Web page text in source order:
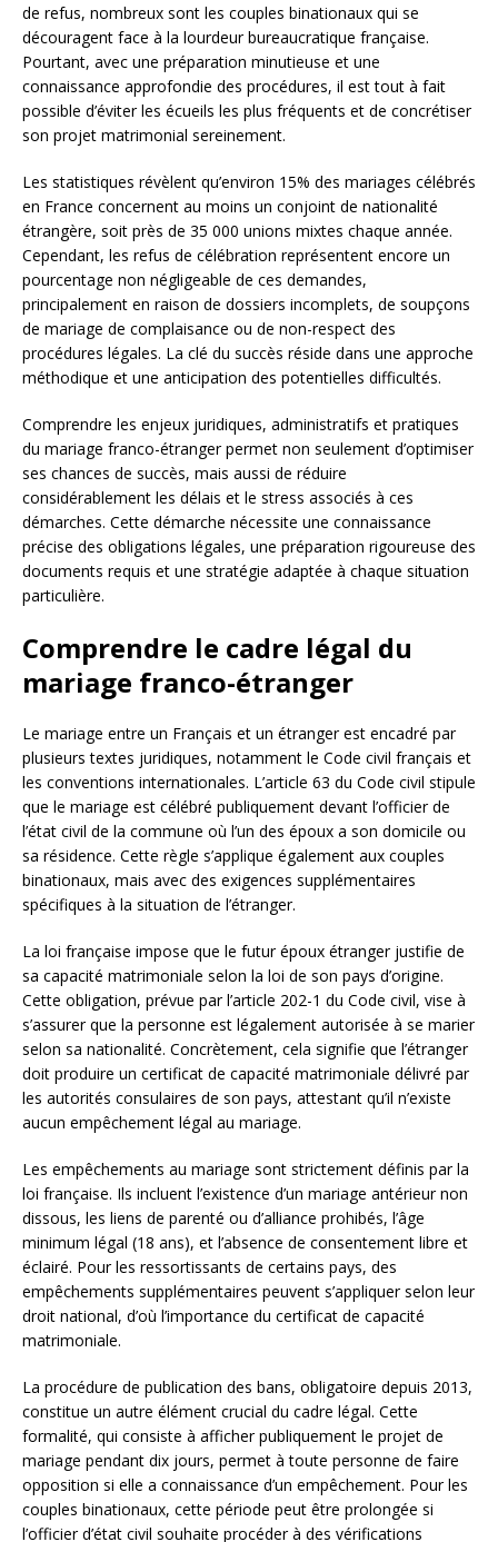
de refus, nombreux sont les couples binationaux qui se
découragent face à la lourdeur bureaucratique française.
Pourtant, avec une préparation minutieuse et une
connaissance approfondie des procédures, il est tout à fait
possible d’éviter les écueils les plus fréquents et de concrétiser
son projet matrimonial sereinement.
Les statistiques révèlent qu’environ 15% des mariages célébrés
en France concernent au moins un conjoint de nationalité
étrangère, soit près de 35 000 unions mixtes chaque année.
Cependant, les refus de célébration représentent encore un
pourcentage non négligeable de ces demandes,
principalement en raison de dossiers incomplets, de soupçons
de mariage de complaisance ou de non-respect des
procédures légales. La clé du succès réside dans une approche
méthodique et une anticipation des potentielles difficultés.
Comprendre les enjeux juridiques, administratifs et pratiques
du mariage franco-étranger permet non seulement d’optimiser
ses chances de succès, mais aussi de réduire
considérablement les délais et le stress associés à ces
démarches. Cette démarche nécessite une connaissance
précise des obligations légales, une préparation rigoureuse des
documents requis et une stratégie adaptée à chaque situation
particulière.
Comprendre le cadre légal du
mariage franco-étranger
Le mariage entre un Français et un étranger est encadré par
plusieurs textes juridiques, notamment le Code civil français et
les conventions internationales. L’article 63 du Code civil stipule
que le mariage est célébré publiquement devant l’officier de
l’état civil de la commune où l’un des époux a son domicile ou
sa résidence. Cette règle s’applique également aux couples
binationaux, mais avec des exigences supplémentaires
spécifiques à la situation de l’étranger.
La loi française impose que le futur époux étranger justifie de
sa capacité matrimoniale selon la loi de son pays d’origine.
Cette obligation, prévue par l’article 202-1 du Code civil, vise à
s’assurer que la personne est légalement autorisée à se marier
selon sa nationalité. Concrètement, cela signifie que l’étranger
doit produire un certificat de capacité matrimoniale délivré par
les autorités consulaires de son pays, attestant qu’il n’existe
aucun empêchement légal au mariage.
Les empêchements au mariage sont strictement définis par la
loi française. Ils incluent l’existence d’un mariage antérieur non
dissous, les liens de parenté ou d’alliance prohibés, l’âge
minimum légal (18 ans), et l’absence de consentement libre et
éclairé. Pour les ressortissants de certains pays, des
empêchements supplémentaires peuvent s’appliquer selon leur
droit national, d’où l’importance du certificat de capacité
matrimoniale.
La procédure de publication des bans, obligatoire depuis 2013,
constitue un autre élément crucial du cadre légal. Cette
formalité, qui consiste à afficher publiquement le projet de
mariage pendant dix jours, permet à toute personne de faire
opposition si elle a connaissance d’un empêchement. Pour les
couples binationaux, cette période peut être prolongée si
l’officier d’état civil souhaite procéder à des vérifications